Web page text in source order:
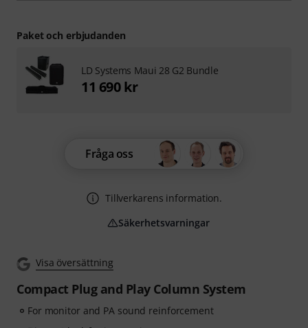
Visa översättning
Compact Plug and Play Column System
For monitor and PA sound reinforcement
Fråga oss
Tillverkarens information.
Säkerhetsvarningar
Paket och erbjudanden
LD Systems Maui 28 G2 Bundle
11 690 kr